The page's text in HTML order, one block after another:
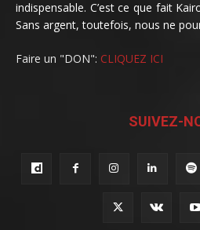
indispensable. C’est ce que fait
Sans argent, toutefois, nous ne
Faire un "DON": CLIQUEZ ICI
SUIVEZ-